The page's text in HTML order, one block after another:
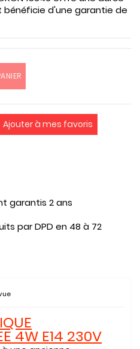
bénéficie d'une garantie de
Ajouter à mes favoris
garantis 2 ans
par DPD en 48 à 72
4W E14 230V